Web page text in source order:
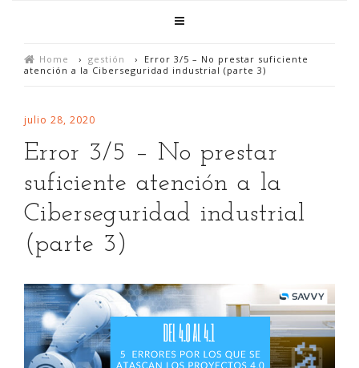
Home › gestión › Error 3/5 – No prestar suficiente
atención a la Ciberseguridad industrial (parte 3)
julio 28, 2020
Error 3/5 – No prestar
suficiente atención a la
Ciberseguridad industrial
(parte 3)